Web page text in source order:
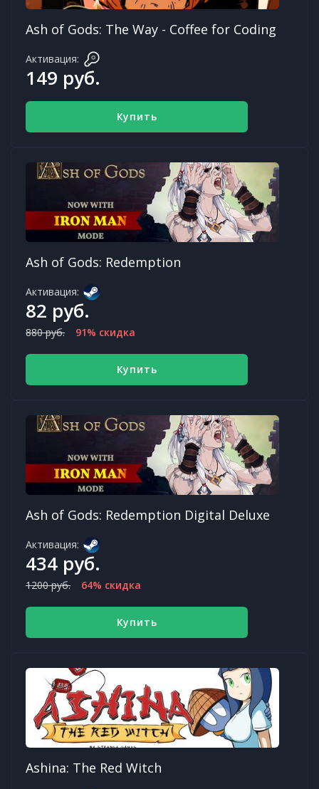
Ash of Gods: The Way - Coffee for Coding
Активация:
149 руб.
Купить
Ash of Gods: Redemption
Активация:
82 руб.
880 руб. 91% скидка
Купить
Ash of Gods: Redemption Digital Deluxe
Активация:
434 руб.
1200 руб. 64% скидка
Купить
Ashina: The Red Witch